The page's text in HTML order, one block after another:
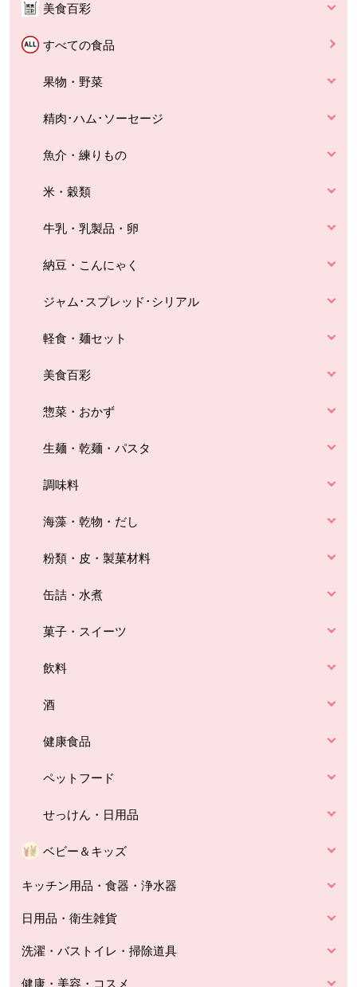
美食百彩
すべての食品
果物・野菜
精肉･ハム･ソーセージ
魚介・練りもの
米・穀類
牛乳・乳製品・卵
納豆・こんにゃく
ジャム･スプレッド･シリアル
軽食・麺セット
美食百彩
惣菜・おかず
生麺・乾麺・パスタ
調味料
海藻・乾物・だし
粉類・皮・製菓材料
缶詰・水煮
菓子・スイーツ
飲料
酒
健康食品
ペットフード
せっけん・日用品
ベビー＆キッズ
キッチン用品・食器・浄水器
日用品・衛生雑貨
洗濯・バストイレ・掃除道具
健康・美容・コスメ